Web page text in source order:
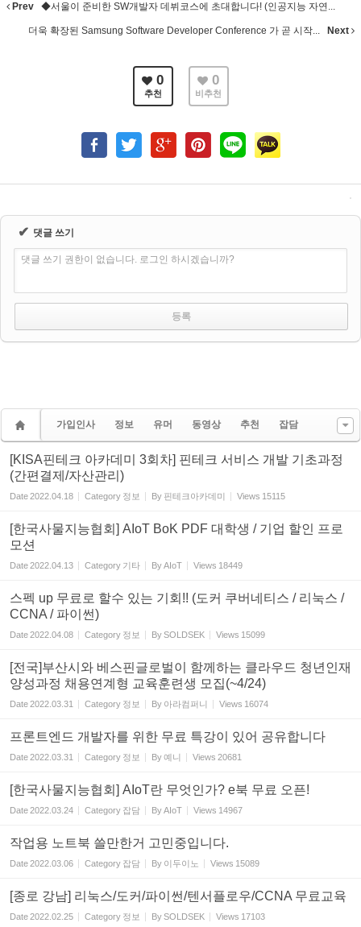
Prev ◆서울이 준비한 SW개발자 데뷔코스에 초대합니다! (인공지능 자연...
더욱 확장된 Samsung Software Developer Conference 가 곧 시작... Next
0
추천
0
비추천
✔ 댓글 쓰기
댓글 쓰기 권한이 없습니다. 로그인 하시겠습니까?
가입인사 정보 유머 동영상 추천 잡담
[KISA핀테크 아카데미 3회차] 핀테크 서비스 개발 기초과정
(간편결제/자산관리)
Date2022.04.18 Category 정보 By 핀테크아카데미 Views 15115
[한국사물지능협회] AIoT BoK PDF 대학생 / 기업 할인 프로
모션
Date2022.04.13 Category 기타 ByAIoT Views 18449
스펙 up 무료로 할수 있는 기회!! (도커 쿠버네티스 / 리눅스 /
CCNA / 파이썬)
Date2022.04.08 Category 정보 BySOLDSEK Views 15099
[전국]부산시와 베스핀글로벌이 함께하는 클라우드 청년인재
양성과정 채용연계형 교육훈련생 모집(~4/24)
Date2022.03.31 Category 정보 By 아라컴퍼니 Views 16074
프론트엔드 개발자를 위한 무료 특강이 있어 공유합니다
Date2022.03.31 Category 정보 By예니 Views 20681
[한국사물지능협회] AIoT란 무엇인가? e북 무료 오픈!
Date2022.03.24 Category 잡담 ByAIoT Views 14967
작업용 노트북 쓸만한거 고민중입니다.
Date2022.03.06 Category 잡담 By 이두이노 Views 15089
[종로 강남] 리눅스/도커/파이썬/텐서플로우/CCNA 무료교육
Date2022.02.25 Category 정보 BySOLDSEK Views 17103